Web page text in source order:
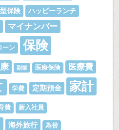
保険 ハッピーランチ
マイナンバー
ーン 保険
副業 医療保険 医療費
学費 定期預金 家計
費 新入社員
海外旅行 為替